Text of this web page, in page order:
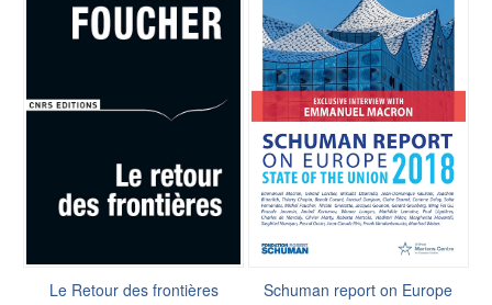
Le Retour des frontières Schuman report on Europe